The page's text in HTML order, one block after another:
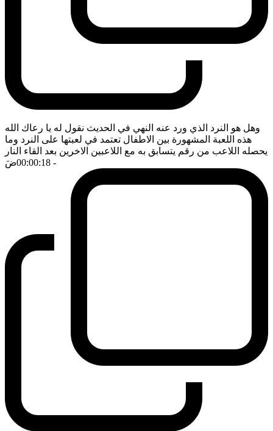
وهل هو النرد الذي ورد عنه النهي في الحديث نقول له يا رعاك الله
هذه اللعبة المشهورة بين الاطفال تعتمد في لعبتها على النرد وما
يحصله اللاعب من رقم يتسابق به مع اللاعبين الاخرين بعد القاء النار
- 00:00:18
ضَ